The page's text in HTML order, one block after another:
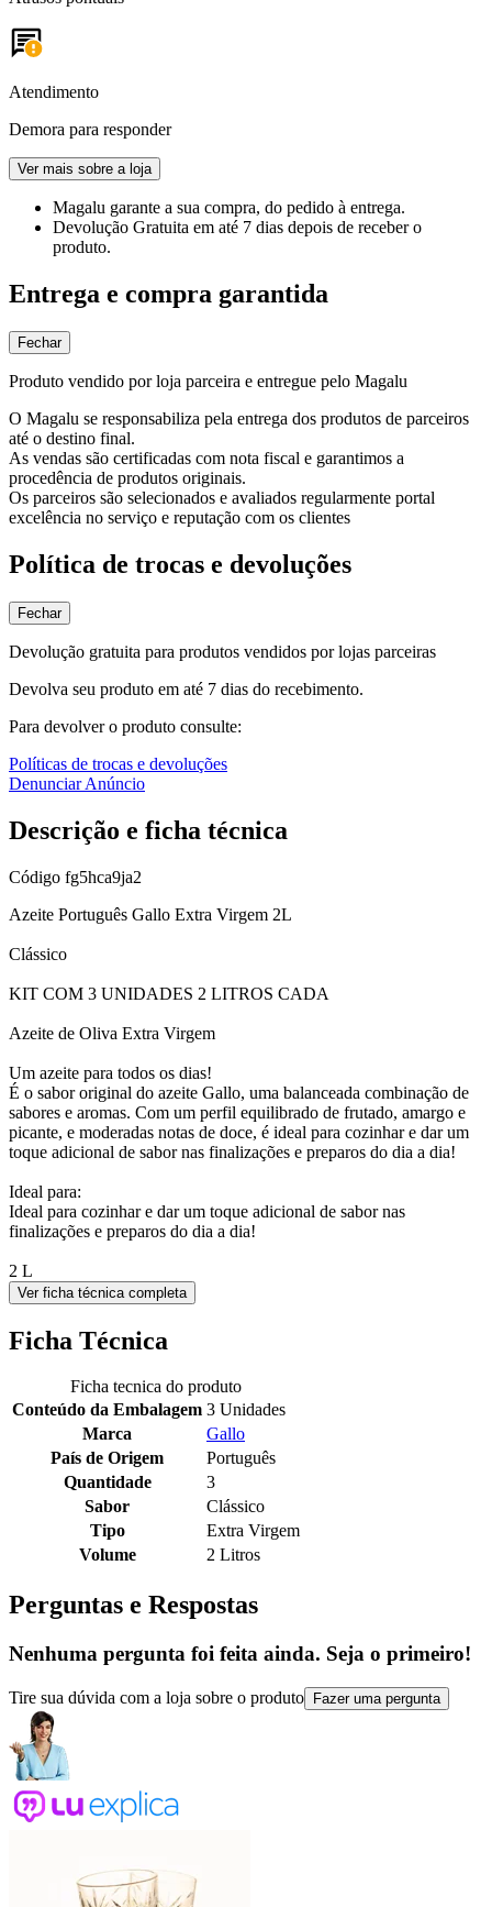
Atendimento
Demora para responder
Ver mais sobre a loja
Magalu garante a sua compra, do pedido à entrega.
Devolução Gratuita em até 7 dias depois de receber o
produto.
Entrega e compra garantida
Fechar
Produto vendido por loja parceira e entregue pelo Magalu
O Magalu se responsabiliza pela entrega dos produtos de parceiros
até o destino final.
As vendas são certificadas com nota fiscal e garantimos a
procedência de produtos originais.
Os parceiros são selecionados e avaliados regularmente portal
excelência no serviço e reputação com os clientes
Política de trocas e devoluções
Fechar
Devolução gratuita para produtos vendidos por lojas parceiras
Devolva seu produto em até 7 dias do recebimento.
Para devolver o produto consulte:
Políticas de trocas e devoluções
Denunciar Anúncio
Descrição e ficha técnica
Código fg5hca9ja2
Azeite Português Gallo Extra Virgem 2L
Clássico
KIT COM 3 UNIDADES 2 LITROS CADA
Azeite de Oliva Extra Virgem
Um azeite para todos os dias!
É o sabor original do azeite Gallo, uma balanceada combinação de
sabores e aromas. Com um perfil equilibrado de frutado, amargo e
picante, e moderadas notas de doce, é ideal para cozinhar e dar um
toque adicional de sabor nas finalizações e preparos do dia a dia!
Ideal para:
Ideal para cozinhar e dar um toque adicional de sabor nas
finalizações e preparos do dia a dia!
2 L
Ver ficha técnica completa
Ficha Técnica
Ficha tecnica do produto
Conteúdo da Embalagem 3 Unidades
Marca
Gallo
País de Origem
Português
Quantidade
3
Sabor
Clássico
Tipo
Extra Virgem
Volume
2 Litros
Perguntas e Respostas
Nenhuma pergunta foi feita ainda. Seja o primeiro!
Tire sua dúvida com a loja sobre o produto Fazer uma pergunta